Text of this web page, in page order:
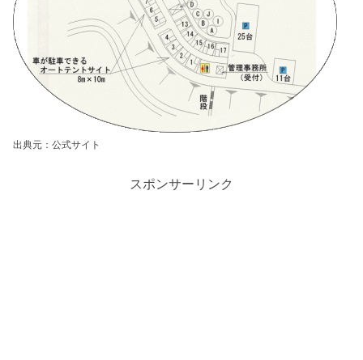
出典元：公式サイト
スポンサーリンク